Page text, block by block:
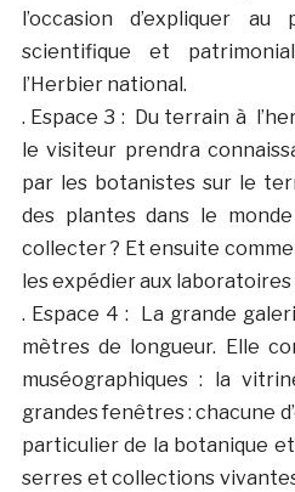
l’occasion d’expliquer
scientifique et
l’Herbier national.
. Espace 3 : Du terrain à
le visiteur prendra
par les botanistes sur le
des plantes dans le
collecter ? Et ensuite
les expédier aux laboratoires
. Espace 4 : La grande
mètres de longueur. Elle
muséographiques : la
grandes fenêtres : chacune
particulier de la botanique
serres et collections